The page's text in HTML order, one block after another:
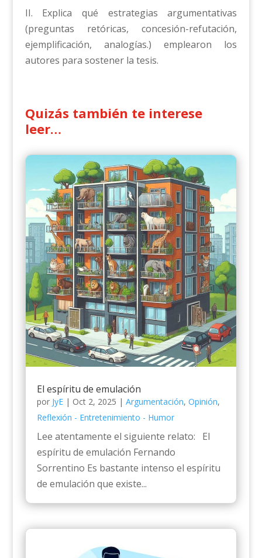
II. Explica qué estrategias argumentativas
(preguntas retóricas, concesión-refutación,
ejemplificación, analogías.) emplearon los
autores para sostener la tesis.
Quizás también te interese
leer…
El espíritu de emulación
por JyE| Oct 2, 2025 | Argumentación, Opinión,
Reflexión - Entretenimiento - Humor
Lee atentamente el siguiente relato: El
espíritu de emulación Fernando
Sorrentino Es bastante intenso el espíritu
de emulación que existe...